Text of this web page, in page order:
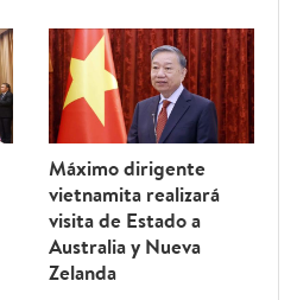
Máximo dirigente
vietnamita realizará
visita de Estado a
Australia y Nueva
Zelanda